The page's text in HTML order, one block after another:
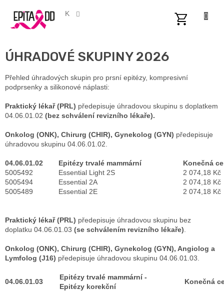
obsah
CZK
ÚHRADOVÉ SKUPINY 2026
Přehled úhradových skupin pro prsní epitézy, kompresivní
podprsenky a silikonové náplasti:
Praktický lékař (PRL) předepisuje úhradovou skupinu s doplatkem
04.06.01.02 (bez schválení revizního lékaře).
Onkolog (ONK), Chirurg (CHIR), Gynekolog (GYN) předepisuje
úhradovou skupinu 04.06.01.02.
04.06.01.02 Epitézy trvalé mammární
Konečná
5005492
Essential Light 2S
2 074,18 Kč
5005494
Essential 2A
2 074,18 Kč
5005489
Essential 2E 2 074,18 Kč
Praktický lékař (PRL) předepisuje úhradovou skupinu bez
doplatku 04.06.01.03 (se schválením revizního lékaře)
Onkolog (ONK), Chirurg (CHIR), Gynekolog (GYN), Angiolog a
Lymfolog (J16) předepisuje úhradovou skupinu 04.06.01.03.
04.06.01.03
Epitézy trvalé mammární -
Epitézy korekční
Konečná